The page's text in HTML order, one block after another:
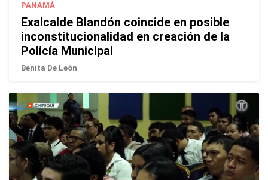
PANAMÁ
Exalcalde Blandón coincide en posible
inconstitucionalidad en creación de la
Policía Municipal
Benita De León